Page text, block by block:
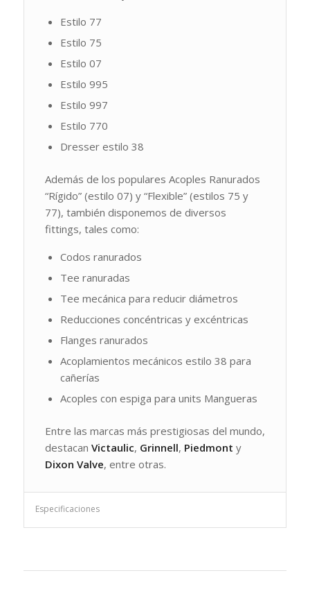
Estilo 77
Estilo 75
Estilo 07
Estilo 995
Estilo 997
Estilo 770
Dresser estilo 38
Además de los populares Acoples Ranurados
“Rígido” (estilo 07) y “Flexible” (estilos 75 y
77), también disponemos de diversos
fittings, tales como:
Codos ranurados
Tee ranuradas
Tee mecánica para reducir diámetros
Reducciones concéntricas y excéntricas
Flanges ranurados
Acoplamientos mecánicos estilo 38 para
cañerías
Acoples con espiga para units Mangueras
Entre las marcas más prestigiosas del mundo,
destacan Victaulic, Grinnell, Piedmont y
Dixon Valve, entre otras.
Especificaciones